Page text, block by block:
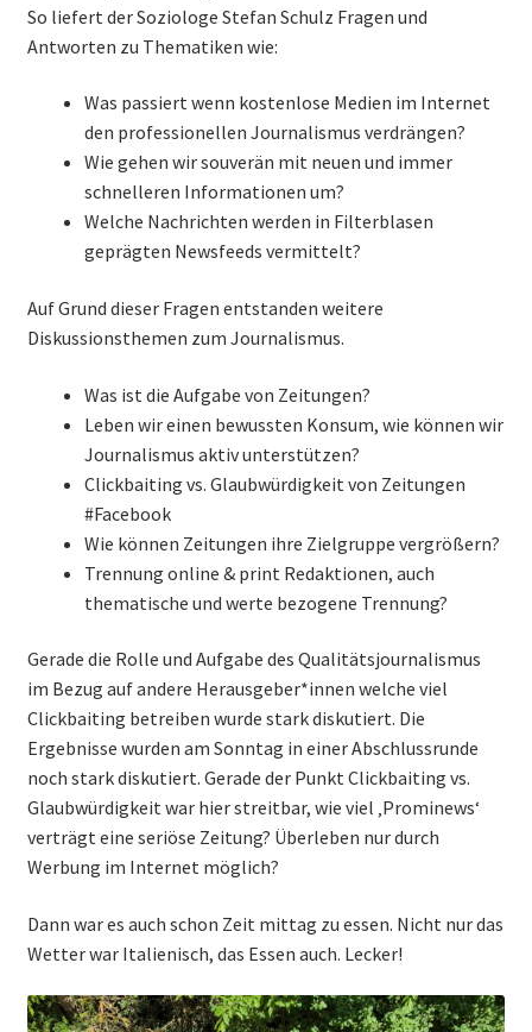
So liefert der Soziologe Stefan Schulz Fragen und
Antworten zu Thematiken wie:
Was passiert wenn kostenlose Medien im Internet
den professionellen Journalismus verdrängen?
Wie gehen wir souverän mit neuen und immer
schnelleren Informationen um?
Welche Nachrichten werden in Filterblasen
geprägten Newsfeeds vermittelt?
Auf Grund dieser Fragen entstanden weitere
Diskussionsthemen zum Journalismus.
Was ist die Aufgabe von Zeitungen?
Leben wir einen bewussten Konsum, wie können wir
Journalismus aktiv unterstützen?
Clickbaiting vs. Glaubwürdigkeit von Zeitungen
#Facebook
Wie können Zeitungen ihre Zielgruppe vergrößern?
Trennung online & print Redaktionen, auch
thematische und werte bezogene Trennung?
Gerade die Rolle und Aufgabe des Qualitätsjournalismus
im Bezug auf andere Herausgeber*innen welche viel
Clickbaiting betreiben wurde stark diskutiert. Die
Ergebnisse wurden am Sonntag in einer Abschlussrunde
noch stark diskutiert. Gerade der Punkt Clickbaiting vs.
Glaubwürdigkeit war hier streitbar, wie viel ‚Prominews‘
verträgt eine seriöse Zeitung? Überleben nur durch
Werbung im Internet möglich?
Dann war es auch schon Zeit mittag zu essen. Nicht nur das
Wetter war Italienisch, das Essen auch. Lecker!